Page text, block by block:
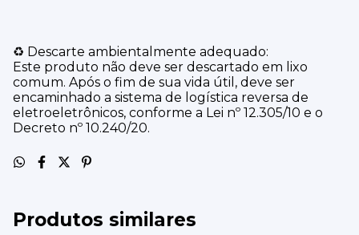
♻️ Descarte ambientalmente adequado:
Este produto não deve ser descartado em lixo
comum. Após o fim de sua vida útil, deve ser
encaminhado a sistema de logística reversa de
eletroeletrônicos, conforme a Lei nº 12.305/10 e o
Decreto nº 10.240/20.
Produtos similares